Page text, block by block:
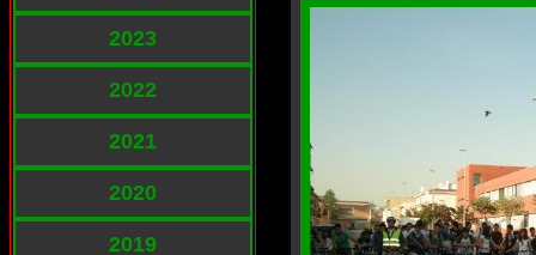
2023
2022
2021
2020
2019